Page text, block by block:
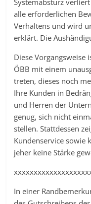
Systemabsturz
alle erforderlichen
Verhaltens und wird
erklärt. Die
Diese Vorgangsweise
ÖBB mit einem
treten, dieses noch
Ihre Kunden in
und Herren der
genug, sich nicht
stellen. Stattdessen
Kundenservice sowie
jeher keine Stärke
In einer